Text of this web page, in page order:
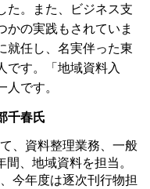
た。また、ビジネス支
かの実践もされていま
就任し、名実伴った東
です。「地域資料入
です。
千春氏
、資料整理業務、一般
、地域資料を担当。
今年度は逐次刊行物担